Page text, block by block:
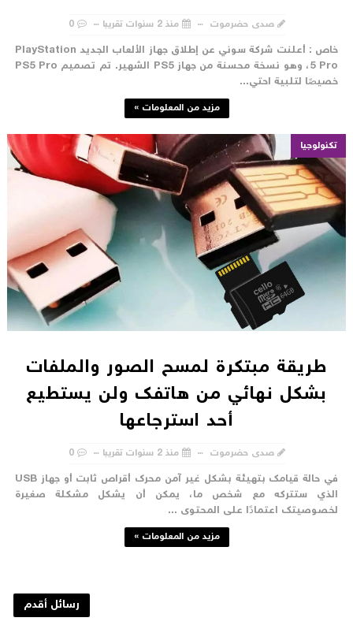
صدى حضرموت منذ 2 سنوات تقريبا 0
خاص : أعلنت شركة سوني عن إطلاق جهاز الألعاب الجديد PlayStation
5 Pro، وهو نسخة محسنة من جهاز PS5 الشهير. تم تصميم PS5 Pro
لتلبية احتي...
مزيد من المعلومات »
تكنولوجيا
طريقة مبتكرة لمسح الصور والملفات
بشكل نهائي من هاتفك ولن يستطيع
أحد استرجاعها
صدى حضرموت منذ 2 سنوات تقريبا 0
في حالة قيامك بتهيئة بشكل غير آمن محرك أقراص ثابت أو جهاز USB
ستتركه مع شخص ما، يمكن أن يشكل مشكلة صغيرة
اعتمادًا على المحتوى ...
مزيد من المعلومات »
رسائل أقدم